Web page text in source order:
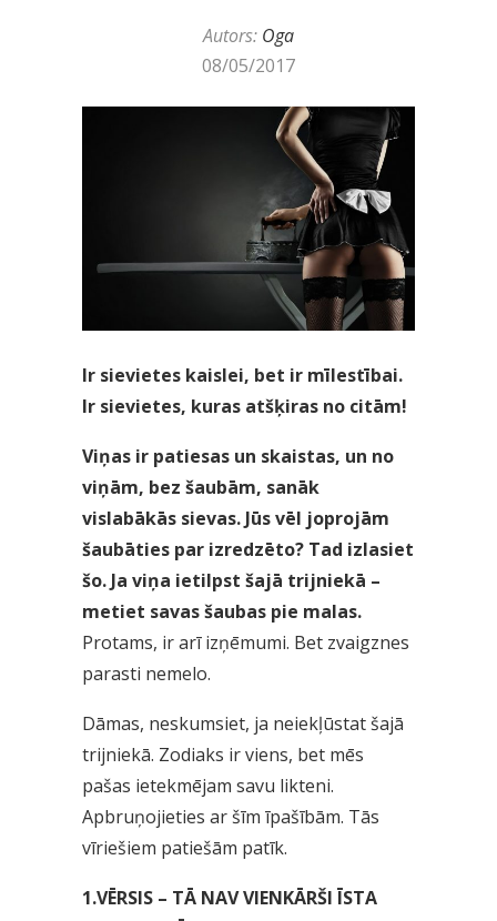
Autors: Oga
08/05/2017
Ir sievietes kaislei, bet ir mīlestībai.
Ir sievietes, kuras atšķiras no citām!
Viņas ir patiesas un skaistas, un no
viņām, bez šaubām, sanāk
vislabākās sievas. Jūs vēl joprojām
šaubāties par izredzēto? Tad izlasiet
šo. Ja viņa ietilpst šajā trijniekā –
metiet savas šaubas pie malas.
Protams, ir arī izņēmumi. Bet zvaigznes
parasti nemelo.
Dāmas, neskumsiet, ja neiekļūstat šajā
trijniekā. Zodiaks ir viens, bet mēs
pašas ietekmējam savu likteni.
Apbruņojieties ar šīm īpašībām. Tās
vīriešiem patiešām patīk.
1.VĒRSIS – TĀ NAV VIENKĀRŠI ĪSTA